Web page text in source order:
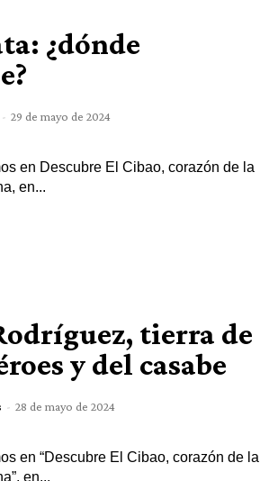
¿dónde
- 29 de mayo de 2024
en Descubre El Cibao, corazón de la
en...
tierra de
y del casabe
- 28 de mayo de 2024
en “Descubre El Cibao, corazón de la
en...